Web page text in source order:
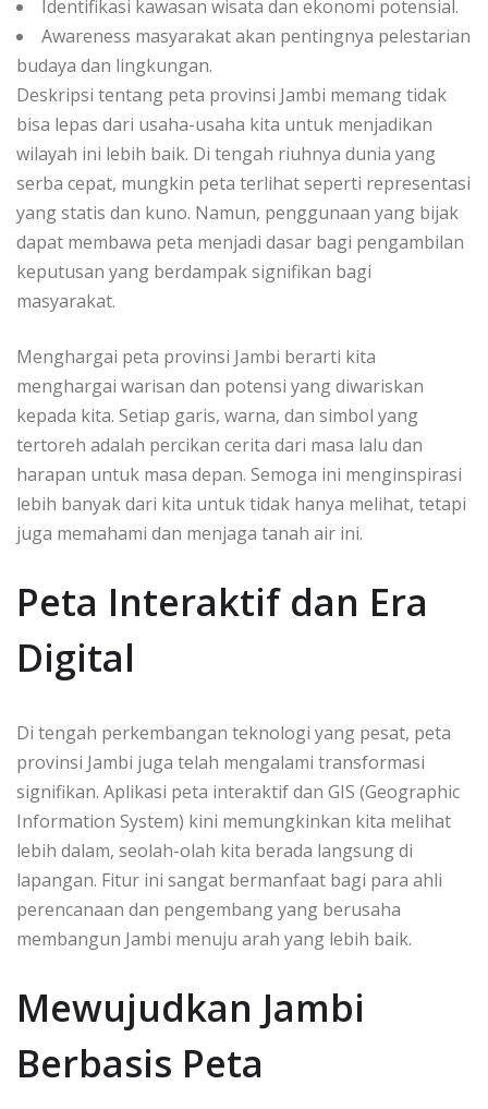
Identifikasi kawasan wisata dan ekonomi potensial.
Awareness masyarakat akan pentingnya pelestarian
budaya dan lingkungan.
Deskripsi tentang peta provinsi Jambi memang tidak
bisa lepas dari usaha-usaha kita untuk menjadikan
wilayah ini lebih baik. Di tengah riuhnya dunia yang
serba cepat, mungkin peta terlihat seperti representasi
yang statis dan kuno. Namun, penggunaan yang bijak
dapat membawa peta menjadi dasar bagi pengambilan
keputusan yang berdampak signifikan bagi
masyarakat.
Menghargai peta provinsi Jambi berarti kita
menghargai warisan dan potensi yang diwariskan
kepada kita. Setiap garis, warna, dan simbol yang
tertoreh adalah percikan cerita dari masa lalu dan
harapan untuk masa depan. Semoga ini menginspirasi
lebih banyak dari kita untuk tidak hanya melihat, tetapi
juga memahami dan menjaga tanah air ini.
Peta Interaktif dan Era
Digital
Di tengah perkembangan teknologi yang pesat, peta
provinsi Jambi juga telah mengalami transformasi
signifikan. Aplikasi peta interaktif dan GIS (Geographic
Information System) kini memungkinkan kita melihat
lebih dalam, seolah-olah kita berada langsung di
lapangan. Fitur ini sangat bermanfaat bagi para ahli
perencanaan dan pengembang yang berusaha
membangun Jambi menuju arah yang lebih baik.
Mewujudkan Jambi
Berbasis Peta